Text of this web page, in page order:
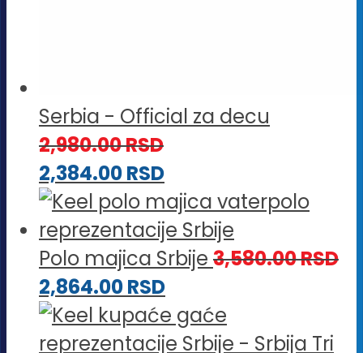
Serbia - Official za decu
2,980.00RSD
2,384.00RSD
Polo majica Srbije 3,580.00RSD
2,864.00RSD